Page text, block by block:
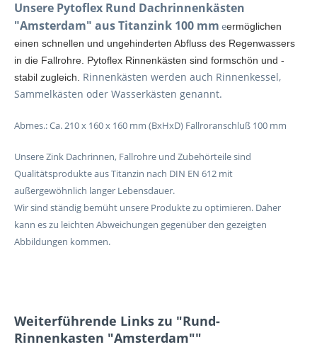
Unsere Pytoflex Rund Dachrinnenkästen
"Amsterdam" aus Titanzink 100 mm eermöglichen
einen schnellen und ungehinderten Abfluss des Regenwassers
in die Fallrohre. Pytoflex Rinnenkästen sind formschön und -
stabil zugleich.
Rinnenkästen werden auch Rinnenkessel,
Sammelkästen oder Wasserkästen genannt.
Abmes.: Ca. 210 x 160 x 160 mm (BxHxD) Fallroranschluß 100 mm
Unsere Zink Dachrinnen, Fallrohre und Zubehörteile sind
Qualitätsprodukte aus Titanzin nach DIN EN 612 mit
außergewöhnlich langer Lebensdauer.
Wir sind ständig bemüht unsere Produkte zu optimieren. Daher
kann es zu leichten Abweichungen gegenüber den gezeigten
Abbildungen kommen.
Weiterführende Links zu "Rund-
Rinnenkasten "Amsterdam""